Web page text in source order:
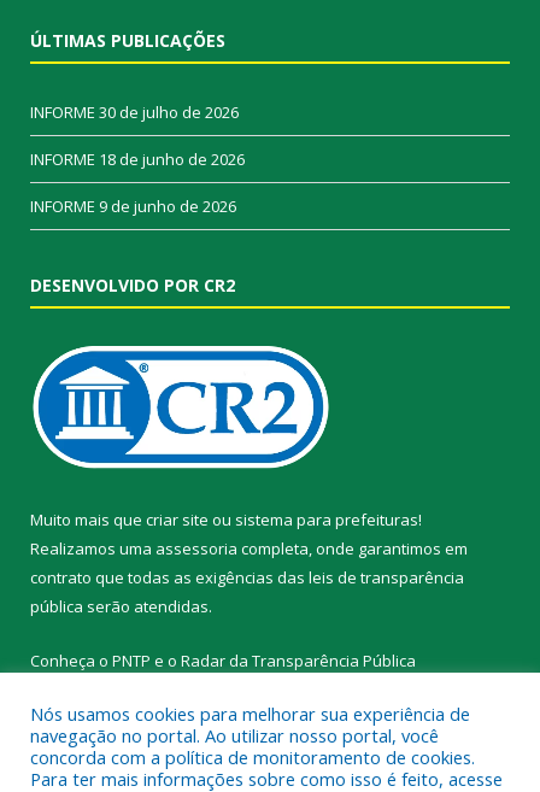
ÚLTIMAS PUBLICAÇÕES
INFORME 30 de julho de 2026
INFORME 18 de junho de 2026
INFORME 9 de junho de 2026
DESENVOLVIDO POR CR2
Muito mais que criar site ou sistema para prefeituras!
Realizamos uma assessoria completa, onde garantimos em
contrato que todas as exigências das leis de transparência
pública serão atendidas.
Conheça o PNTP e o Radar da Transparência Pública
Todos os direitos reservados a Prefeitura Municipal de Novo
Nós usamos cookies para melhorar sua experiência de
navegação no portal. Ao utilizar nosso portal, você
concorda com a política de monitoramento de cookies.
Para ter mais informações sobre como isso é feito, acesse